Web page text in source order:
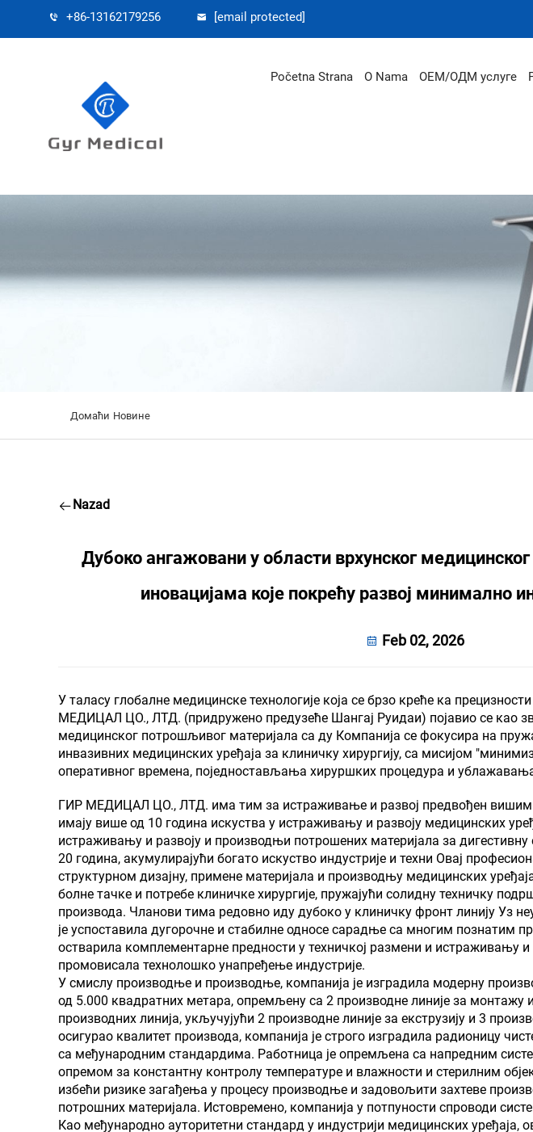
+86-13162179256 [email protected]
Početna Strana O Nama ОЕМ/ОДМ услуге
Домаћи Новине
Nazad
Дубоко ангажовани у области врхунског
иновацијама које покрећу развој минимално
Feb 02, 2026
У таласу глобалне медицинске технологије која се брзо креће ка
МЕДИЦАЛ ЦО., ЛТД. (придружено предузеће Шангај Руидаи) појавио се као
медицинског потрошљивог материјала са ду Компанија се фокусира на
инвазивних медицинских уређаја за клиничку хирургију, са мисијом
оперативног времена, поједностављања хируршких процедура и
ГИР МЕДИЦАЛ ЦО., ЛТД. има тим за истраживање и развој предвођен
имају више од 10 година искуства у истраживању и развоју медицинских
истраживању и развоју и производњи потрошених материјала за дигестивну
20 година, акумулирајући богато искуство индустрије и техни Овај
структурном дизајну, примене материјала и производњу медицинских
болне тачке и потребе клиничке хирургије, пружајући солидну техничку
производа. Чланови тима редовно иду дубоко у клиничку фронт линију Уз
је успоставила дугорочне и стабилне односе сарадње са многим познатим
остварила комплементарне предности у техничкој размени и истраживању и
промовисала технолошко унапређење индустрије.
У смислу производње и производње, компанија је изградила модерну
од 5.000 квадратних метара, опремљену са 2 производне линије за
производних линија, укључујући 2 производне линије за екструзију и 3
осигурао квалитет производа, компанија је строго изградила радионицу
са међународним стандардима. Работница је опремљена са напредним
опремом за константну контролу температуре и влажности и стерилним
избећи ризике загађења у процесу производње и задовољити захтеве
потрошних материјала. Истовремено, компанија у потпуности спроводи
Као међународно ауторитетни стандард у индустрији медицинских уређаја,